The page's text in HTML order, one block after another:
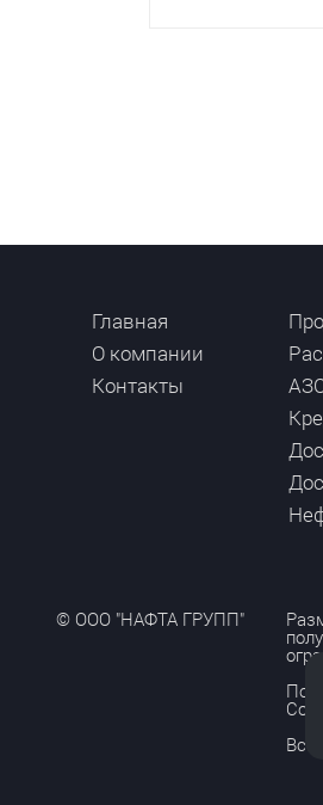
Главная
О компании
Контакты
© ООО "НАФТА ГРУПП"
Все